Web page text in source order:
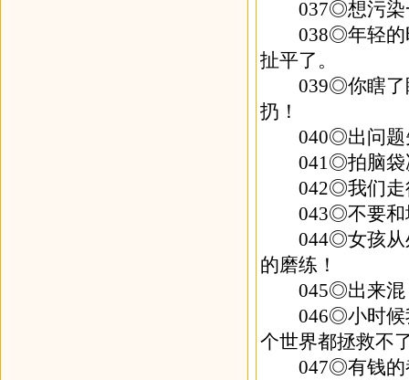
037◎想污染一
038◎年轻的时
扯平了。
039◎你瞎了眼
扔！
040◎出问题先
041◎拍脑袋决
042◎我们走
043◎不要和
044◎女孩从处
的磨练！
045◎出来混
046◎小时候我
个世界都拯救
047◎有钱的都